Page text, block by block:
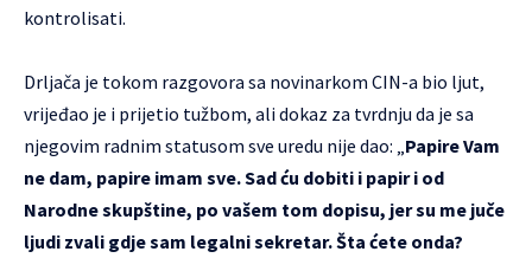
kontrolisati.
Drljača je tokom razgovora sa novinarkom CIN-a bio ljut,
vrijeđao je i prijetio tužbom, ali dokaz za tvrdnju da je sa
njegovim radnim statusom sve uredu nije dao: „Papire Vam
ne dam, papire imam sve. Sad ću dobiti i papir i od
Narodne skupštine, po vašem tom dopisu, jer su me juče
ljudi zvali gdje sam legalni sekretar. Šta ćete onda?